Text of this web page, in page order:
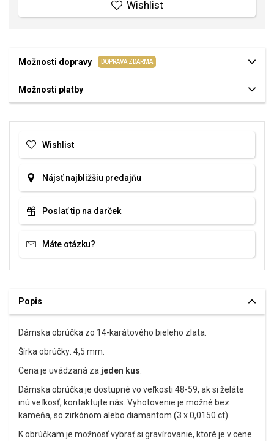
Wishlist
Možnosti dopravy DOPRAVA ZDARMA
Možnosti platby
Wishlist
Nájsť najbližšiu predajňu
Poslať tip na darček
Máte otázku?
Popis
Dámska obrúčka zo 14-karátového bieleho zlata.
Šírka obrúčky: 4,5 mm.
Cena je uvádzaná za jeden kus
Dámska obrúčka je dostupné vo veľkosti 48-59, ak si želáte
inú veľkosť, kontaktujte nás. Vyhotovenie je možné bez
kameňa, so zirkónom alebo diamantom (3 x 0,0150 ct).
K obrúčkam je možnosť vybrať si gravírovanie, ktoré je v cene